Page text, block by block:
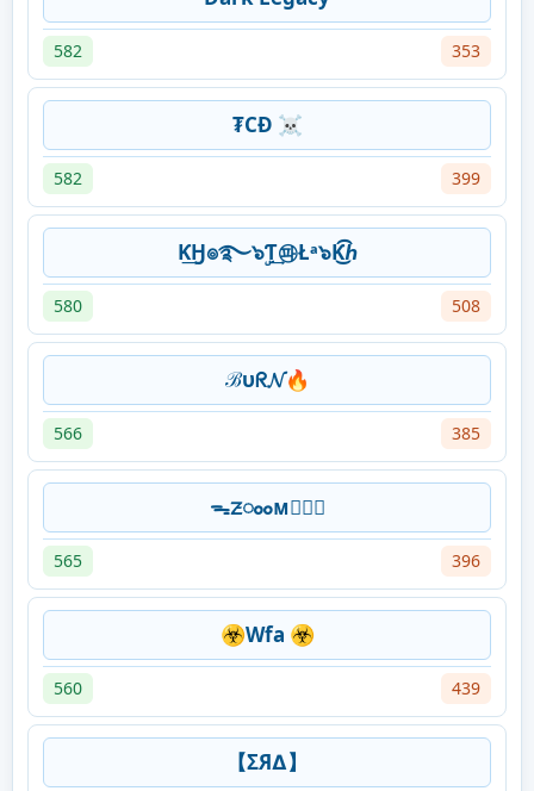
582 353
₮CĐ ☠
582 399
Ƙ͢Ӈ๏࿐๖ۣƬ͢㉺Łᵃ๖Ƙ͜͡ℎ
580 508
ℬυᖇ𝓝🔥
566 385
ᯓᤏᯪᯪᴍ⃟⃝
565 396
☣Wfa ☣
560 439
【ΣЯ∆】